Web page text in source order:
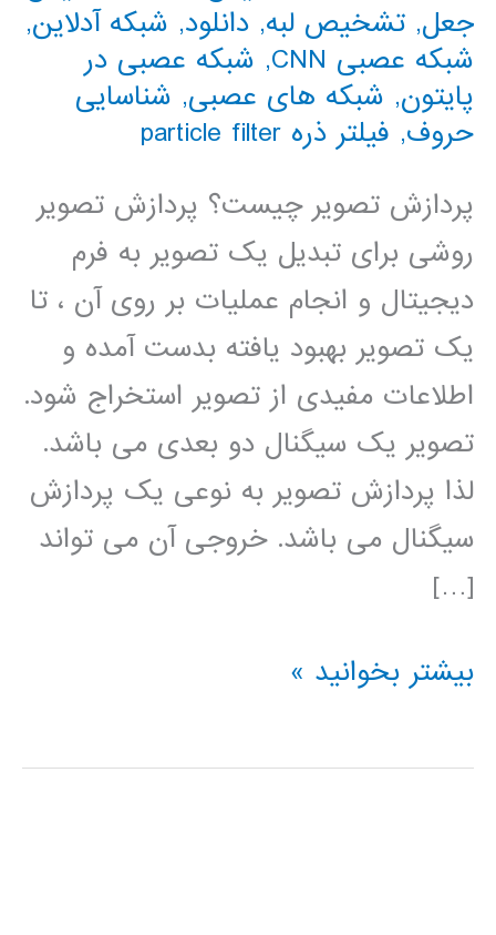
جعل, تشخیص لبه, دانلود, شبکه آدلاین,
شبکه عصبی CNN
, شبکه عصبی در
پایتون, شبکه های عصبی, شناسایی
حروف, فیلتر ذره particle filter
پردازش تصویر چیست؟ پردازش تصویر
روشی برای تبدیل یک تصویر به فرم
دیجیتال و انجام عملیات بر روی آن ، تا
یک تصویر بهبود یافته بدست آمده و
اطلاعات مفیدی از تصویر استخراج شود.
تصویر یک سیگنال دو بعدی می باشد.
لذا پردازش تصویر به نوعی یک پردازش
سیگنال می باشد. خروجی آن می تواند
[…]
فیلم
پردازش
بیشتر بخوانید »